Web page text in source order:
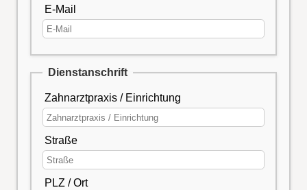
E-Mail
Dienstanschrift
Zahnarztpraxis / Einrichtung
Straße
PLZ / Ort